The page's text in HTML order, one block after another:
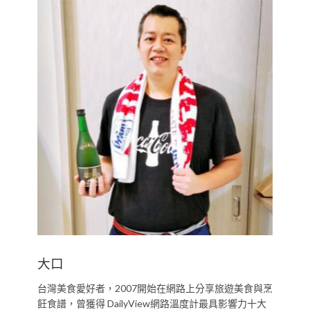
大口
台灣美食愛好者，2007開始在網路上分享旅遊美食與烹
飪食譜，曾獲得 DailyView網路溫度計最具影響力十大